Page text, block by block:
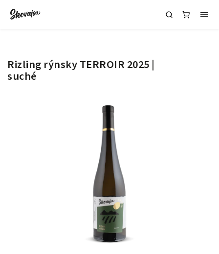
Rizling rýnsky TERROIR 2025 |
suché